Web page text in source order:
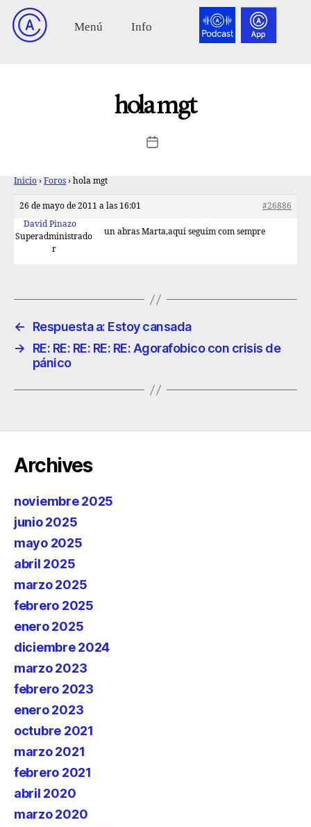
hola mgt
Inicio › Foros › hola mgt
26 de mayo de 2011 a las 16:01
#26886
David Pinazo
Superadministrado
r
un abras Marta,aqui seguim com sempre
←
Respuesta a: Estoy cansada
→
RE: RE: RE: RE: RE: Agorafobico con crisis de
pánico
Archives
noviembre 2025
junio 2025
mayo 2025
abril 2025
marzo 2025
febrero 2025
enero 2025
diciembre 2024
marzo 2023
febrero 2023
enero 2023
octubre 2021
marzo 2021
febrero 2021
abril 2020
marzo 2020